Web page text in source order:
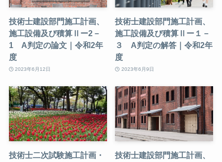
技術士建設部門施工計画、
施工設備及び積算Ⅱー2－
1 A判定の論文｜令和2年
度
2023年6月12日
技術士建設部門施工計画、
施工設備及び積算Ⅱー１－
３ A判定の解答｜令和2年
度
2023年6月9日
技術士二次試験施工計画・
技術士建設部門施工計画、